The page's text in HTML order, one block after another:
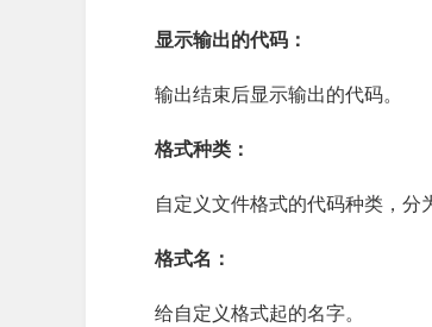
显示输出的代码：
输出结束后显示输出的代码。
格式种类：
自定义文件格式的代码种类，分
格式名：
给自定义格式起的名字。